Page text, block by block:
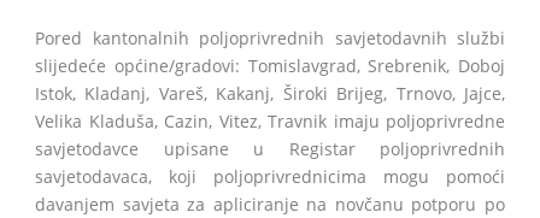
Pored kantonalnih poljoprivrednih savjetodavnih službi
slijedeće općine/gradovi: Tomislavgrad, Srebrenik, Doboj
Istok, Kladanj, Vareš, Kakanj, Široki Brijeg, Trnovo, Jajce,
Velika Kladuša, Cazin, Vitez, Travnik imaju poljoprivredne
savjetodavce upisane u Registar poljoprivrednih
savjetodavaca, koji poljoprivrednicima mogu pomoći
davanjem savjeta za apliciranje na novčanu potporu po